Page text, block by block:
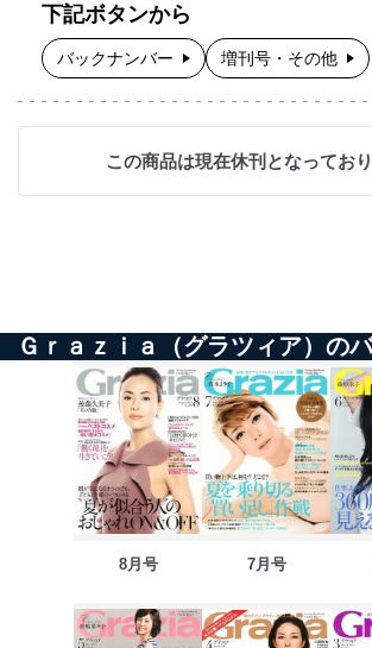
下記ボタンから
バックナンバー 増刊号・その他
この商品は現在休刊となっており
Ｇｒａｚｉａ（グラツィア）の
8月号 7月号